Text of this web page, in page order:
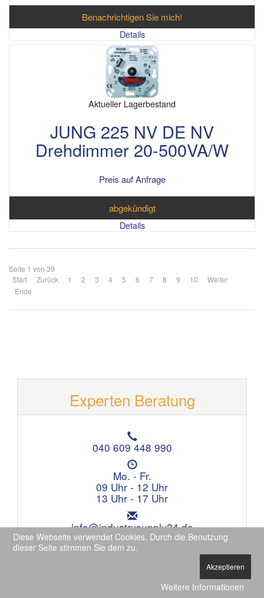
Benachrichtigen Sie mich!
Details
Aktueller Lagerbestand
JUNG 225 NV DE NV
Drehdimmer 20-500VA/W
Preis auf Anfrage
abgekündigt
Details
Seite 1 von 39
Start
Zurück 1 2 3 4 5 6 7 8 9 10
Weiter
Ende
Experten Beratung
T
e
e
o
n
:
040 609 448 990
Ö
f
n
u
n
g
s
z
Mo. - Fr.
09 Uhr - 12 Uhr
13 Uhr - 17 Uhr
E
m
a
i
info@industrysupply24.de
Diese Webseite verwendet Cookies. Durch die Benutzung
dieser Seite stimmen Sie dem zu.
Akzeptieren
Weitere Informationen